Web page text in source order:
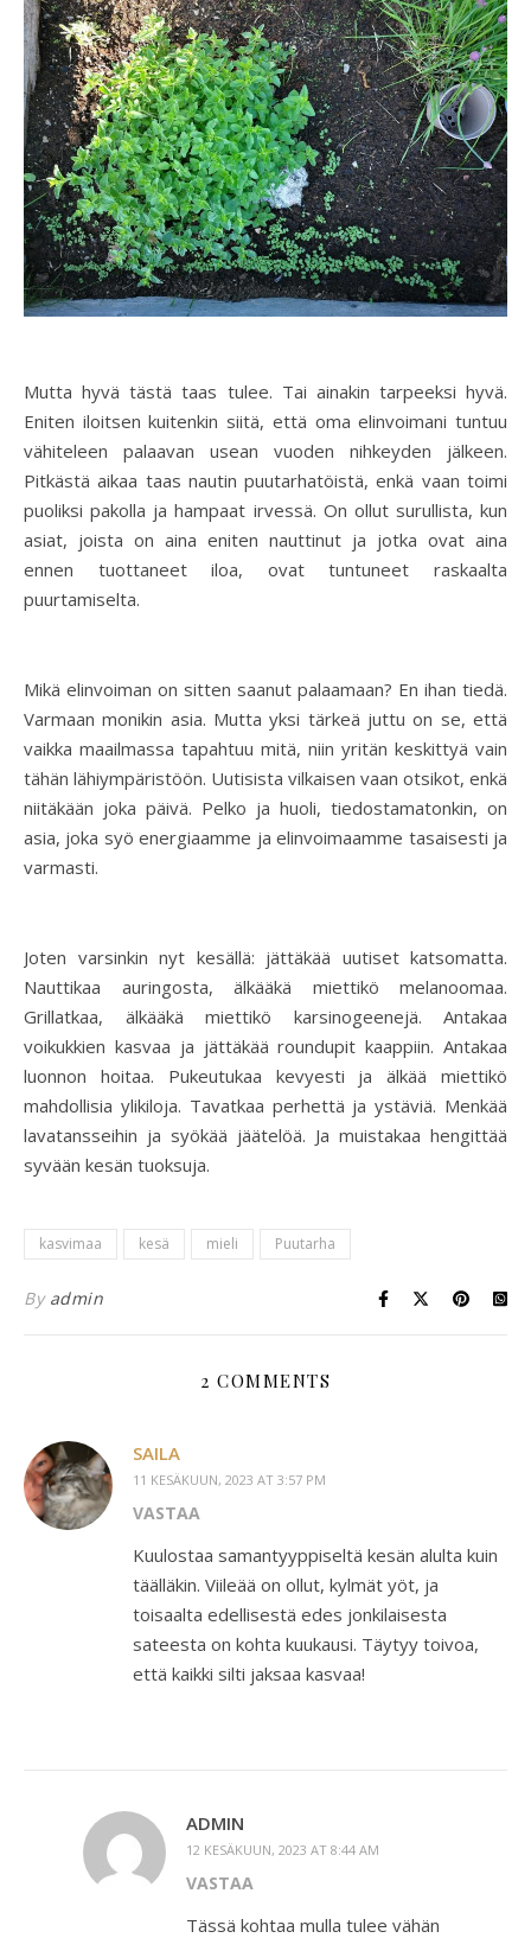
Mutta hyvä tästä taas tulee. Tai ainakin tarpeeksi hyvä.
Eniten iloitsen kuitenkin siitä, että oma elinvoimani tuntuu
vähiteleen palaavan usean vuoden nihkeyden jälkeen.
Pitkästä aikaa taas nautin puutarhatöistä, enkä vaan toimi
puoliksi pakolla ja hampaat irvessä. On ollut surullista, kun
asiat, joista on aina eniten nauttinut ja jotka ovat aina
ennen tuottaneet iloa, ovat tuntuneet raskaalta
puurtamiselta.
Mikä elinvoiman on sitten saanut palaamaan? En ihan tiedä.
Varmaan monikin asia. Mutta yksi tärkeä juttu on se, että
vaikka maailmassa tapahtuu mitä, niin yritän keskittyä vain
tähän lähiympäristöön. Uutisista vilkaisen vaan otsikot, enkä
niitäkään joka päivä. Pelko ja huoli, tiedostamatonkin, on
asia, joka syö energiaamme ja elinvoimaamme tasaisesti ja
varmasti.
Joten varsinkin nyt kesällä: jättäkää uutiset katsomatta.
Nauttikaa auringosta, älkääkä miettikö melanoomaa.
Grillatkaa, älkääkä miettikö karsinogeenejä. Antakaa
voikukkien kasvaa ja jättäkää roundupit kaappiin. Antakaa
luonnon hoitaa. Pukeutukaa kevyesti ja älkää miettikö
mahdollisia ylikiloja. Tavatkaa perhettä ja ystäviä. Menkää
lavatansseihin ja syökää jäätelöä. Ja muistakaa hengittää
syvään kesän tuoksuja.
kasvimaa kesä mieli Puutarha
By admin
2 COMMENTS
SAILA
11 KESÄKUUN, 2023 AT 3:57 PM
VASTAA
Kuulostaa samantyyppiseltä kesän alulta kuin
täälläkin. Viileää on ollut, kylmät yöt, ja
toisaalta edellisestä edes jonkilaisesta
sateesta on kohta kuukausi. Täytyy toivoa,
että kaikki silti jaksaa kasvaa!
ADMIN
12 KESÄKUUN, 2023 AT 8:44 AM
VASTAA
Tässä kohtaa mulla tulee vähän